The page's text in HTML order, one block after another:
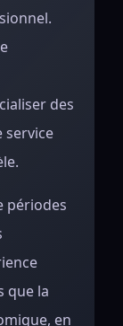
des
service
périodes
que la
en